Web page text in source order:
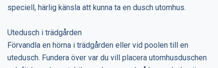
speciell, härlig känsla att kunna ta en dusch utomhus.
Utedusch i trädgården
Förvandla en hörna i trädgården eller vid poolen till en
utedusch. Fundera över var du vill placera utomhusduschen